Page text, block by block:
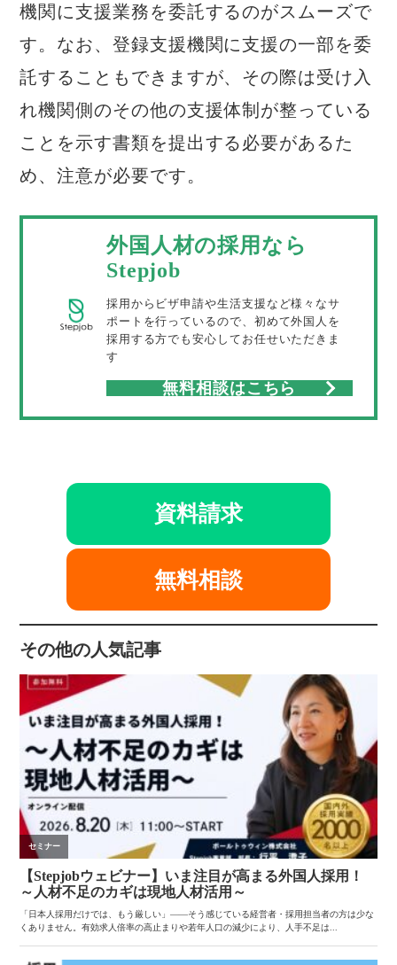
機関に支援業務を委託するのがスムーズで
す。なお、登録支援機関に支援の一部を委
託することもできますが、その際は受け入
れ機関側のその他の支援体制が整っている
ことを示す書類を提出する必要があるた
め、注意が必要です。
外国人材の採用なら
Stepjob
採用からビザ申請や生活支援など様々なサ
ポートを行っているので、初めて外国人を
採用する方でも安心してお任せいただきま
す
無料相談はこちら
資料請求
無料相談
その他の人気記事